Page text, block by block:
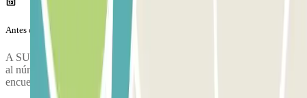
Antes de tu viaje
A SU LLEGADA: 15 minutos antes de llegar al aeropuerto, llame
al número de teléfono que figura en el vale y le indicarán el punto de
encuentro donde el personal del aparcamiento recogerá su vehículo.